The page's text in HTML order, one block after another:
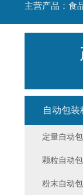
主营产品：食
自动包装
定量自动
颗粒自动
粉末自动